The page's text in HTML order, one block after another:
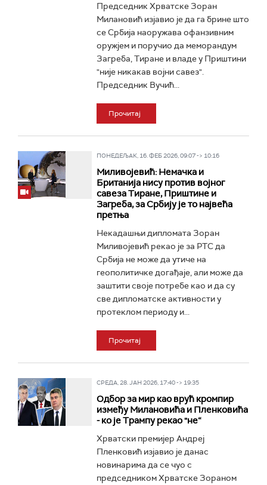
Председник Хрватске Зоран
Милановић изјавио је да га брине што
се Србија наоружава офанзивним
оружјем и поручио да меморандум
Загреба, Тиране и владе у Приштини
"није никакав војни савез".
Председник Вучић...
Прочитај
ПОНЕДЕЉАК, 16. ФЕБ 2026, 09:07 -> 10:16
Миливојевић: Немачка и
Британија нису против војног
савеза Тиране, Приштине и
Загреба, за Србију је то највећа
претња
Некадашњи дипломата Зоран
Миливојевић рекао је за РТС да
Србија не може да утиче на
геополитичке догађаје, али може да
заштити своје потребе као и да су
све дипломатске активности у
протеклом периоду и...
Прочитај
СРЕДА, 28. ЈАН 2026, 17:40 -> 19:35
Одбор за мир као врућ кромпир
између Милановића и Пленковића
- ко је Трампу рекао "не“
Хрватски премијер Андреј
Пленковић изјавио је данас
новинарима да се чуо с
председником Хрватске Зораном